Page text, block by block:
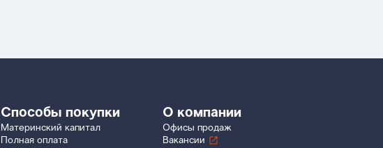
Способы покупки
Материнский капитал
Полная оплата
О компании
Офисы продаж
Вакансии